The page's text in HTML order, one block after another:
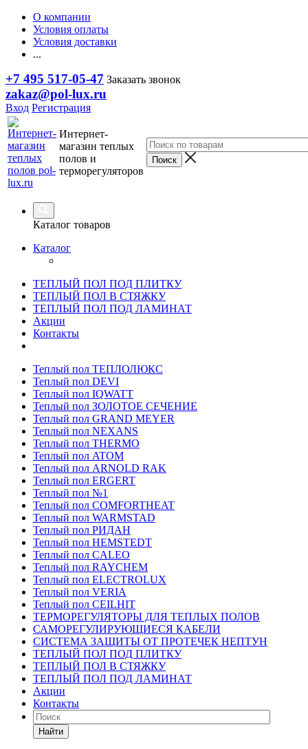
О компании
Условия оплаты
Условия доставки
...
+7 495 517-05-47 Заказать звонок
zakaz@pol-lux.ru
Вход Регистрация
Интернет-
магазин теплых
полов и
терморегуляторов
Каталог товаров
Каталог
ТЕПЛЫЙ ПОЛ ПОД ПЛИТКУ
ТЕПЛЫЙ ПОЛ В СТЯЖКУ
ТЕПЛЫЙ ПОЛ ПОД ЛАМИНАТ
Акции
Контакты
Теплый пол ТЕПЛОЛЮКС
Теплый пол DEVI
Теплый пол IQWATT
Теплый пол ЗОЛОТОЕ СЕЧЕНИЕ
Теплый пол GRAND MEYER
Теплый пол NEXANS
Теплый пол THERMO
Теплый пол ATOM
Теплый пол ARNOLD RAK
Теплый пол ERGERT
Теплый пол №1
Теплый пол COMFORTHEAT
Теплый пол WARMSTAD
Теплый пол РИДАН
Теплый пол HEMSTEDT
Теплый пол CALEO
Теплый пол RAYCHEM
Теплый пол ELECTROLUX
Теплый пол VERIA
Теплый пол CEILHIT
ТЕРМОРЕГУЛЯТОРЫ ДЛЯ ТЕПЛЫХ ПОЛОВ
САМОРЕГУЛИРУЮЩИЕСЯ КАБЕЛИ
СИСТЕМА ЗАЩИТЫ ОТ ПРОТЕЧЕК НЕПТУН
ТЕПЛЫЙ ПОЛ ПОД ПЛИТКУ
ТЕПЛЫЙ ПОЛ В СТЯЖКУ
ТЕПЛЫЙ ПОЛ ПОД ЛАМИНАТ
Акции
Контакты
Найти